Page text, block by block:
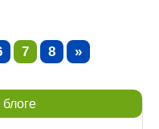
7 8 »